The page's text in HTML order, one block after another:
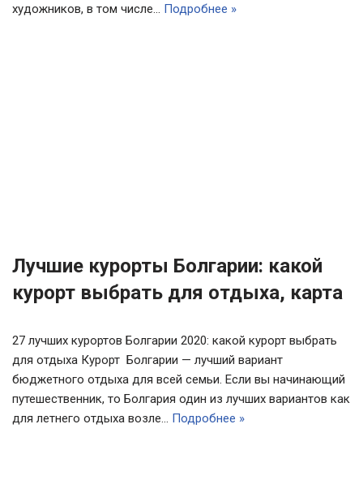
художников, в том числе… Подробнее »
Лучшие курорты Болгарии: какой
курорт выбрать для отдыха, карта
27 лучших курортов Болгарии 2020: какой курорт выбрать
для отдыха Курорт Болгарии — лучший вариант
бюджетного отдыха для всей семьи. Если вы начинающий
путешественник, то Болгария один из лучших вариантов как
для летнего отдыха возле… Подробнее »